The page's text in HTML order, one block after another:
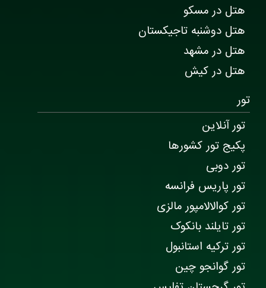
هتل در مسکو
هتل دوشنبه تاجیکستان
هتل در مشهد
هتل در کیش
تور
تور آنلاین
پکیج تور کشورها
تور دوبی
تور پاریس فرانسه
تور کوالالامپور مالزی
تور تایلند بانکوک
تور ترکیه استانبول
تور گوانجو چین